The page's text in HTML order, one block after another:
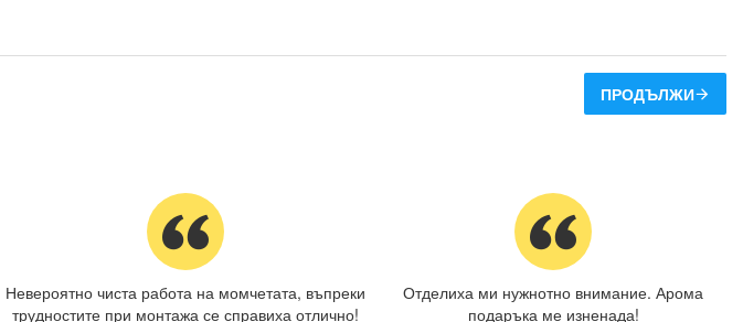
ПРОДЪЛЖИ
Невероятно чиста работа на момчетата, въпреки
трудностите при монтажа се справиха отлично!
Отделиха ми нужнотно внимание. Арома
подаръка ме изненада!